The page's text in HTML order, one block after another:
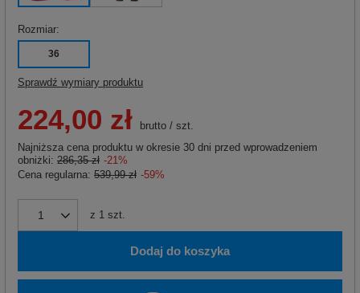
Rozmiar
36
Sprawdź wymiary produktu
224,00 zł brutto / szt.
Najniższa cena produktu w okresie 30 dni przed wprowadzeniem
obniżki: 286,35 zł -21%
Cena regularna: 539,99 zł -59%
z 1 szt.
Dodaj do koszyka